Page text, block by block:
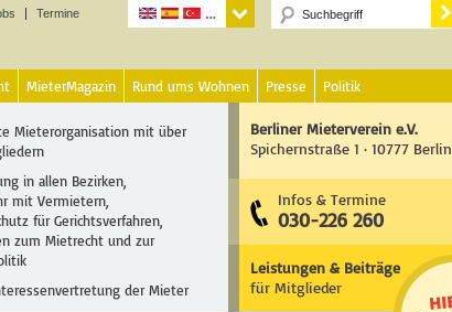
Termine
MieterMagazin Rund ums Wohnen Presse Politik
Mieterorganisation mit über
in allen Bezirken,
mit Vermietern,
für Gerichtsverfahren,
zum Mietrecht und zur
der Mieter
Berliner Mieterverein e.V.
Spichernstraße 1 · 10777 Berlin
Infos & Termine
030-226 260
Leistungen & Beiträge
für Mitglieder